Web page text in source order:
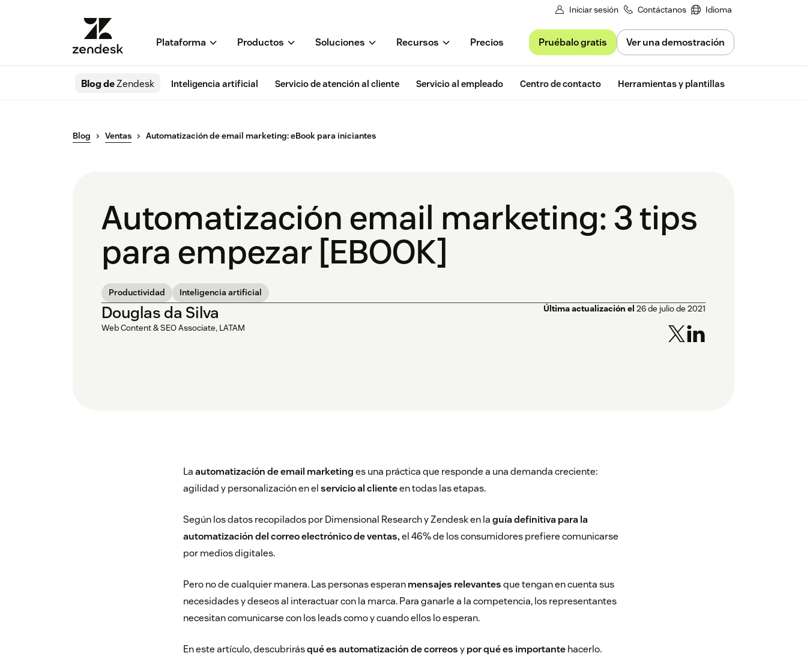
Iniciar sesión Contáctanos Idioma
Plataforma Productos Soluciones Recursos Precios Pruébalo gratis Ver una demostración
Blog deZendesk Inteligencia artificial Servicio de atención al cliente Servicio al empleado Centro de contacto Herramientas y plantillas
Blog Ventas Automatización de email marketing: eBook para iniciantes
Automatización email marketing: 3 tips
para empezar [EBOOK]
Productividad Inteligencia artificial
Douglas da Silva
Web Content & SEO Associate, LATAM
Última actualización el 26 de julio de 2021
Laautomatización de email marketinges una práctica que responde a una demanda creciente:
agilidad y personalización en elservicio al clienteen todas las etapas.
Según los datos recopilados por Dimensional Research y Zendesk en laguía definitiva para la
automatización del correo electrónico de ventas,el 46% de los consumidores prefiere comunicarse
por medios digitales.
Pero no de cualquier manera. Las personas esperanmensajes relevantesque tengan en cuenta sus
necesidades y deseos al interactuar con la marca. Para ganarle a la competencia, los representantes
necesitan comunicarse con los leads como y cuando ellos lo esperan.
En este artículo, descubrirásqué es automatización de correosypor qué es importantehacerlo.